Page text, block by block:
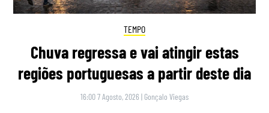
TEMPO
Chuva regressa e vai atingir estas
regiões portuguesas a partir deste dia
16:00 7 Agosto, 2026 | Gonçalo Viegas